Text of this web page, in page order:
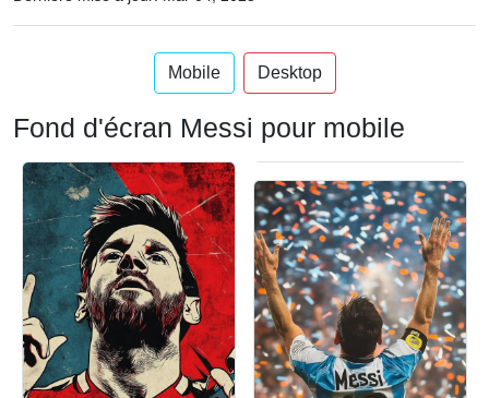
Mobile Desktop
Fond d'écran Messi pour mobile